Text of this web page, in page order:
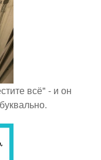
всё" - и он